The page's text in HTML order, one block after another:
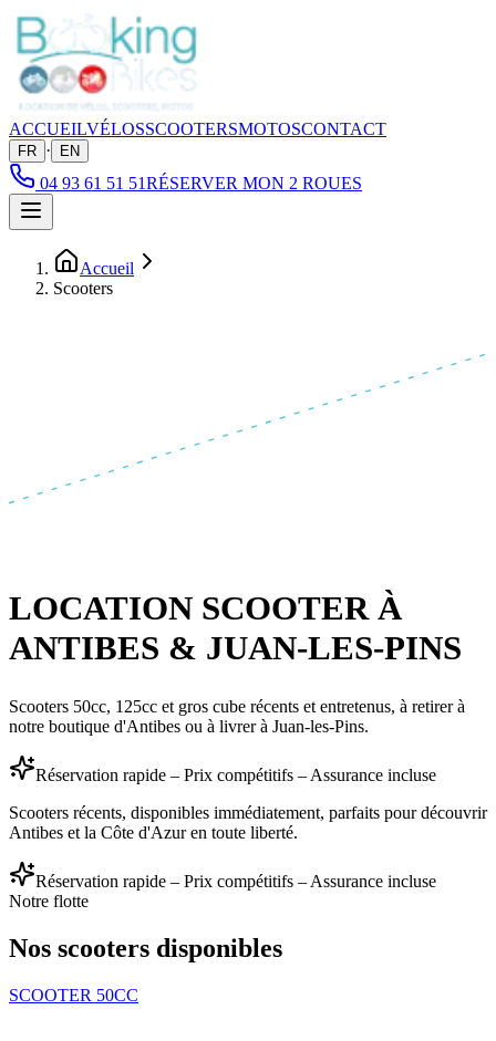
ACCUEILVÉLOSSCOOTERSMOTOSCONTACT
FR · EN
04 93 61 51 51RÉSERVER MON 2 ROUES
Accueil
Scooters
LOCATION SCOOTER À
ANTIBES & JUAN-LES-PINS
Scooters 50cc, 125cc et gros cube récents et entretenus, à retirer à
notre boutique d'Antibes ou à livrer à Juan-les-Pins.
Réservation rapide – Prix compétitifs – Assurance incluse
Scooters récents, disponibles immédiatement, parfaits pour découvrir
Antibes et la Côte d'Azur en toute liberté.
Réservation rapide – Prix compétitifs – Assurance incluse
Notre flotte
Nos scooters disponibles
SCOOTER 50CC